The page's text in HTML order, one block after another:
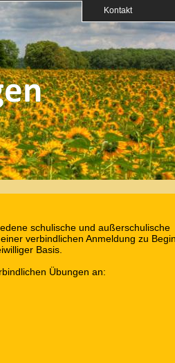
Kontakt
schulische und außerschulische
verbindlichen Anmeldung zu
Basis.
Übungen an: